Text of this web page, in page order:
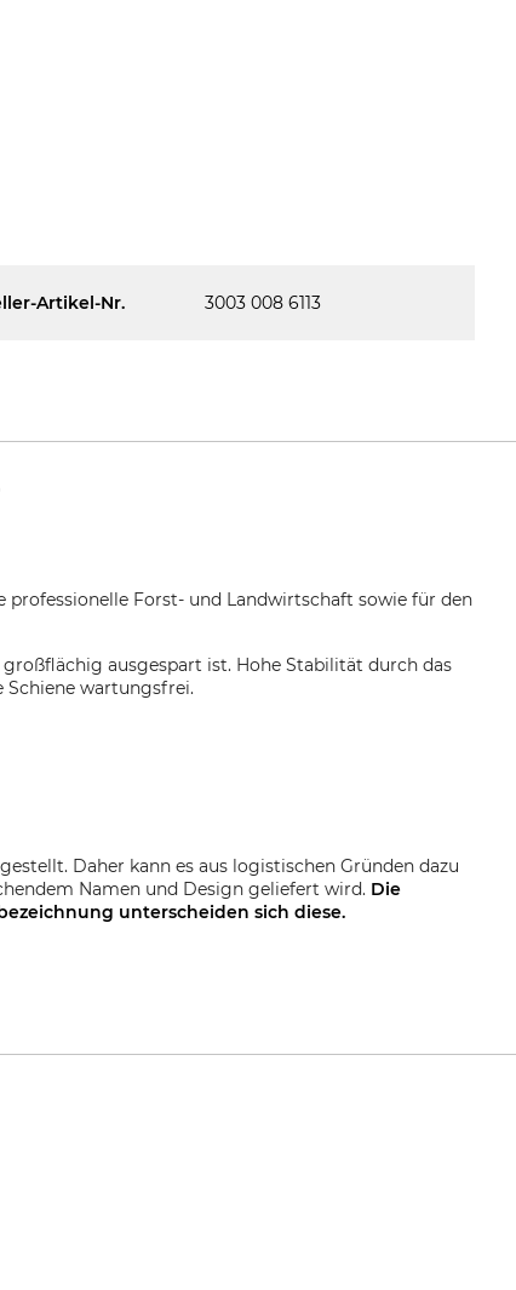
Artikel-Nr. 3003 008 6113
Forst- und Landwirtschaft sowie für den
ausgespart ist. Hohe Stabilität durch das
Schiene wartungsfrei.
Daher kann es aus logistischen Gründen dazu
Namen und Design geliefert wird. Die
unterscheiden sich diese.